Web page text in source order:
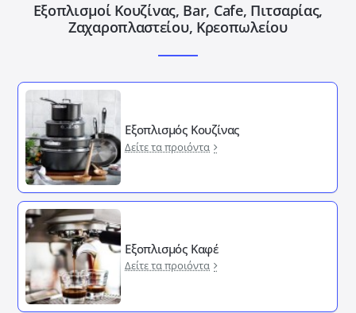
Εξοπλισμοί Κουζίνας, Bar, Cafe, Πιτσαρίας,
Ζαχαροπλαστείου, Κρεοπωλείου
Εξοπλισμός Κουζίνας
Δείτε τα προιόντα
Εξοπλισμός Καφέ
Δείτε τα προιόντα